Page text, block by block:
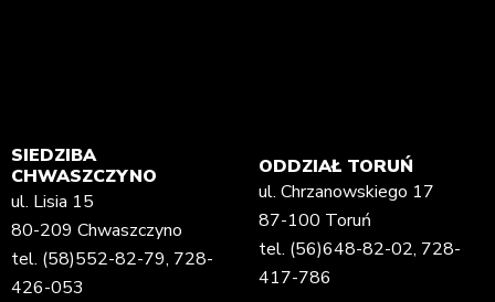
SIEDZIBA
CHWASZCZYNO
ul. Lisia 15
80-209 Chwaszczyno
tel. (58)552-82-79, 728-
426-053
ODDZIAŁ TORUŃ
ul. Chrzanowskiego 17
87-100 Toruń
tel. (56)648-82-02, 728-
417-786